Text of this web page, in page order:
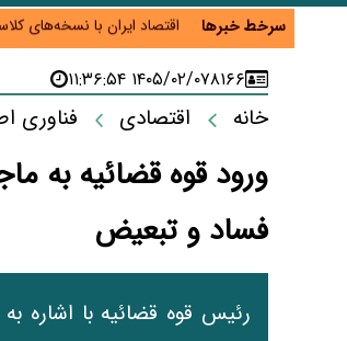
سرخط خبرها
اقتصاد ایران با نسخه‌های کلاسیک به جایی
درمان بیش از ۳۰ درصد حقوق بازنشستگان را می‌بلعد؛ هزینه دارو و تجهیزات ۵ برابر شد،حقوق فقط ۱.۲ برابر افزایش یافت
دام ارزان شد، گوشت نه/چرا
افزایش کالابرگ در دستور
۸۱۶۶۱۴۰۵/۰۲/۰۷ ۱۱:۳۶:۵۴
خانه اقتصادی فناوری
ورود قوه قضائیه به
فساد و تبعیض
رئیس قوه قضائیه با اشاره